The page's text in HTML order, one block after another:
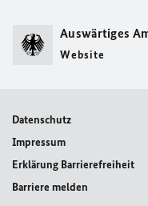
Auswärtiges
Website
Datenschutz
Impressum
Erklärung Barrierefreiheit
Barriere melden